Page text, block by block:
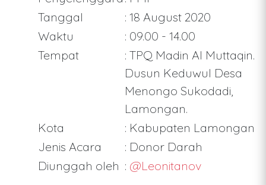
Tanggal
: 18 August 2020
Waktu
: 09.00 - 14.00
Tempat
: TPQ Madin Al Muttaqin.
Dusun Keduwul Desa
Menongo Sukodadi,
Lamongan.
Kota
: Kabupaten Lamongan
Jenis Acara
: Donor Darah
Diunggah oleh : @Leonitanov